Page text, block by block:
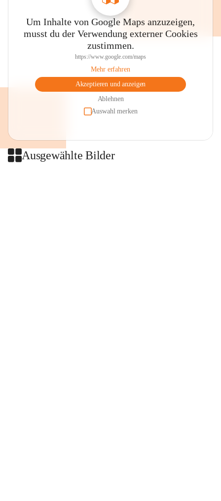
Um Inhalte von Google Maps anzuzeigen,
musst du der Verwendung externer Cookies
zustimmen.
https://www.google.com/maps
Mehr erfahren
Akzeptieren und anzeigen
Ablehnen
Auswahl merken
Ausgewählte Bilder